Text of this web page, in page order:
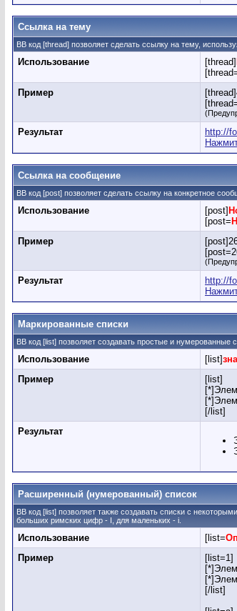
Ссылка на тему
BB код [thread] позволяет сделать ссылку на тему,
Использование [thread]
Пример
Результат
http://
Ссылка на сообщение
BB код [post] позволяет сделать ссылку на конкретное
Использование [post]
[post=
Пример
Результат
http://
Маркированные списки
BB код [list] позволяет создавать простые и
Использование [list]
Пример
[list]
[/list]
Результат
Расширенный (нумерованный) список
BB код [list] позволяет также создавать списки с
больших римских цифр - I, для маленьких - i.
Использование [list=
Пример
[list=1]
[/list]